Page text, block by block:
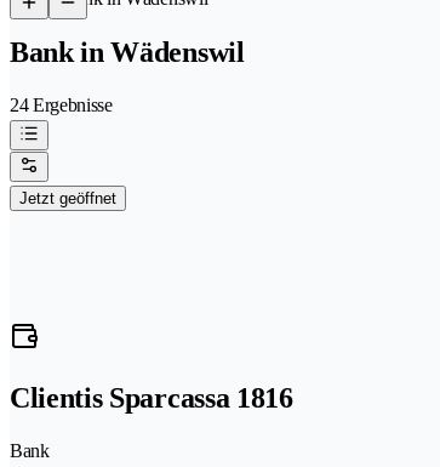
Bank in Wädenswil
24 Ergebnisse
Jetzt geöffnet
Clientis Sparcassa 1816
Bank